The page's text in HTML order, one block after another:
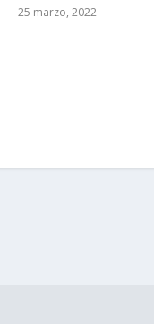
25 marzo, 2022